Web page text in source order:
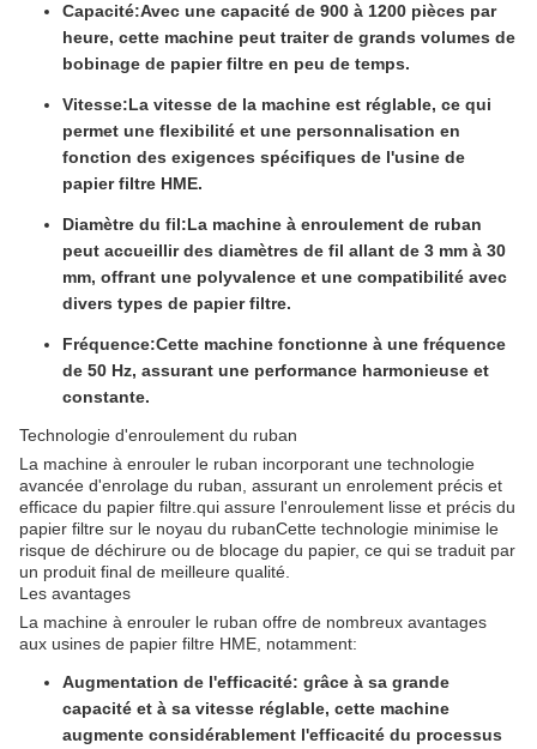
Capacité:Avec une capacité de 900 à 1200 pièces par
heure, cette machine peut traiter de grands volumes de
bobinage de papier filtre en peu de temps.
Vitesse:La vitesse de la machine est réglable, ce qui
permet une flexibilité et une personnalisation en
fonction des exigences spécifiques de l'usine de
papier filtre HME.
Diamètre du fil:La machine à enroulement de ruban
peut accueillir des diamètres de fil allant de 3 mm à 30
mm, offrant une polyvalence et une compatibilité avec
divers types de papier filtre.
Fréquence:Cette machine fonctionne à une fréquence
de 50 Hz, assurant une performance harmonieuse et
constante.
Technologie d'enroulement du ruban
La machine à enrouler le ruban incorporant une technologie
avancée d'enrolage du ruban, assurant un enrolement précis et
efficace du papier filtre.qui assure l'enroulement lisse et précis du
papier filtre sur le noyau du rubanCette technologie minimise le
risque de déchirure ou de blocage du papier, ce qui se traduit par
un produit final de meilleure qualité.
Les avantages
La machine à enrouler le ruban offre de nombreux avantages
aux usines de papier filtre HME, notamment:
Augmentation de l'efficacité: grâce à sa grande
capacité et à sa vitesse réglable, cette machine
augmente considérablement l'efficacité du processus